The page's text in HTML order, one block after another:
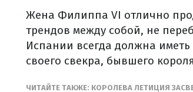
Жена Филиппа VI отлично
трендов между собой, не
Испании всегда должна
своего свекра, бывшего
ЧИТАЙТЕ ТАКЖЕ: КОРОЛЕВА ЛЕТИЦИЯ